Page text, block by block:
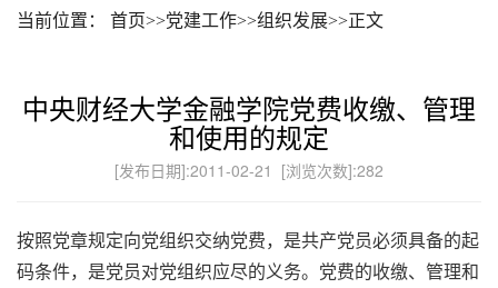
当前位置： 首页>>党建工作>>组织发展>>正文
中央财经大学金融学院党费收缴、管理
和使用的规定
[发布日期]:2011-02-21 [浏览次数]:282
按照党章规定向党组织交纳党费，是共产党员必须具备的起
码条件，是党员对党组织应尽的义务。党费的收缴、管理和